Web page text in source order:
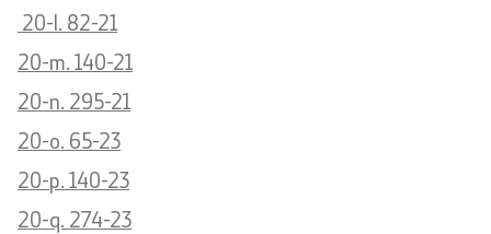
20-l. 82-21
20-m. 140-21
20-n. 295-21
20-o. 65-23
20-p. 140-23
20-q. 274-23